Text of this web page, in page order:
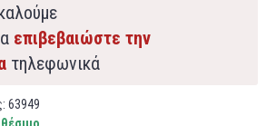
επιβεβαιώστε την
τηλεφωνικά
63949